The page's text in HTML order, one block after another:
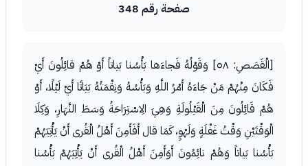
صفحة رقم 348
[الْقَصَصِ: ٥٨] وَقَوْلُهُ فَجاءَها بَأْسُنا بَياتاً أَوْ هُمْ قائِلُونَ أَيْ
فَكَانَ مِنْهُمْ مَنْ جَاءَهُ أَمْرُ اللَّهِ وَبَأْسُهُ وَنِقْمَتُهُ بَيَاتًا أَيْ لَيْلًا، أَوْ
هُمْ قَائِلُونَ مِنَ الْقَيْلُولَةِ وَهِيَ الِاسْتِرَاحَةُ وَسَطَ النَّهَارِ، وَكِلَا
الْوَقْتَيْنِ وَقْتُ غَفْلَةٍ وَلَهْوٍ، كَمَا قال أَفَأَمِنَ أَهْلُ الْقُرى أَنْ يَأْتِيَهُمْ
بَأْسُنا بَياتاً وَهُمْ نائِمُونَ أَوَأَمِنَ أَهْلُ الْقُرى أَنْ يَأْتِيَهُمْ بَأْسُنا